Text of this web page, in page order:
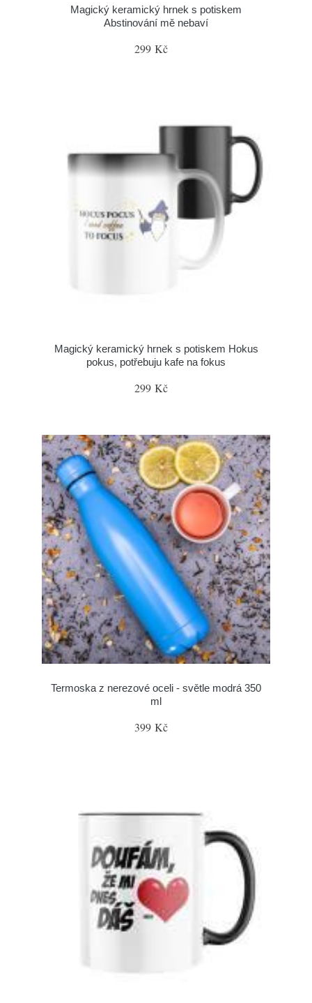
Magický keramický hrnek s potiskem
Abstinování mě nebaví
299 Kč
Magický keramický hrnek s potiskem Hokus
pokus, potřebuju kafe na fokus
299 Kč
Termoska z nerezové oceli - světle modrá 350
ml
399 Kč